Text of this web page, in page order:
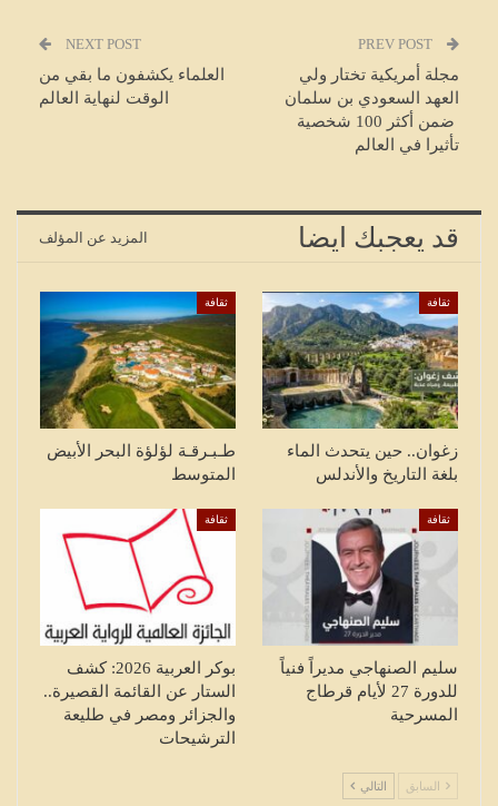
مجلة أمريكية تختار ولي
العهد السعودي بن سلمان
ضمن أكثر 100 شخصية
تأثيرا في العالم
NEXT POST
العلماء يكشفون ما بقي من
الوقت لنهاية العالم
قد يعجبك ايضا المزيد عن المؤلف
ثقافة
زغوان.. حين يتحدث الماء
بلغة التاريخ والأندلس
ثقافة
طـبـرقـة لؤلؤة البحر الأبيض
المتوسط
ثقافة
سليم الصنهاجي مديراً فنياً
للدورة 27 لأيام قرطاج
المسرحية
ثقافة
بوكر العربية 2026: كشف
الستار عن القائمة القصيرة..
والجزائر ومصر في طليعة
الترشيحات
السابق التالي